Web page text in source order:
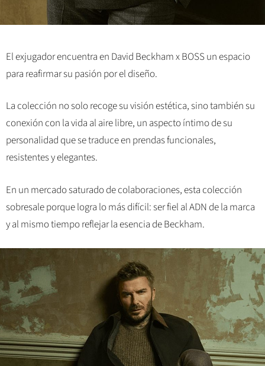
El exjugador encuentra en David Beckham x BOSS un espacio
para reafirmar su pasión por el diseño.
La colección no solo recoge su visión estética, sino también su
conexión con la vida al aire libre, un aspecto íntimo de su
personalidad que se traduce en prendas funcionales,
resistentes y elegantes.
En un mercado saturado de colaboraciones, esta colección
sobresale porque logra lo más difícil: ser fiel al ADN de la marca
y al mismo tiempo reflejar la esencia de Beckham.